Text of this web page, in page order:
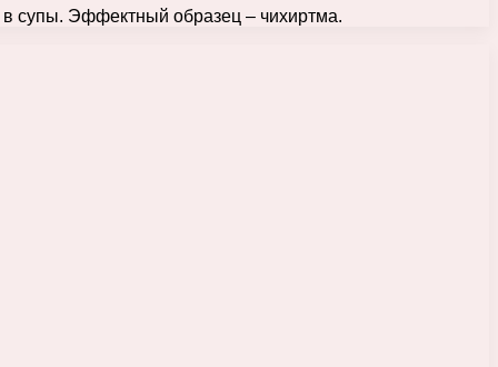
в супы. Эффектный образец – чихиртма.